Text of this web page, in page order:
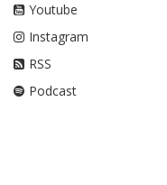
Youtube
Instagram
RSS
Podcast